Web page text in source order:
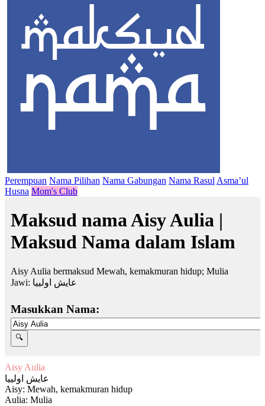
Perempuan Nama Pilihan Nama Gabungan Nama Rasul Asma’ul
Husna Mom's Club
Maksud nama Aisy Aulia |
Maksud Nama dalam Islam
Aisy Aulia bermaksud Mewah, kemakmuran hidup; Mulia
Jawi: عايش اولييا
Masukkan Nama:
Aisy Aulia
عايش اولييا
Aisy: Mewah, kemakmuran hidup
Aulia: Mulia